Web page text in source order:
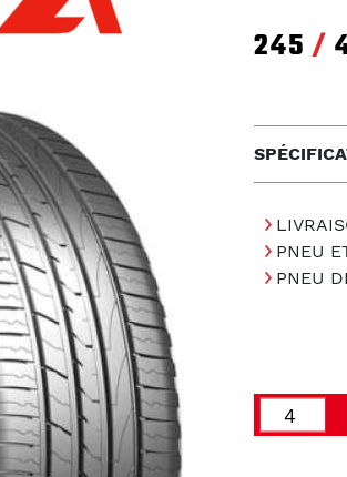
245 /
PNEU
PNEU